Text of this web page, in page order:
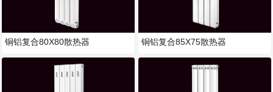
铜铝复合80X80散热器 铜铝复合85X75散热器